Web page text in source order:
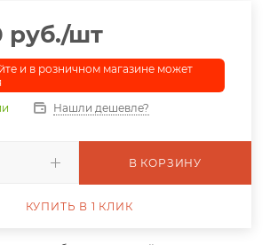
руб./шт
и в розничном магазине может
Нашли дешевле?
В КОРЗИНУ
КУПИТЬ В 1 КЛИК